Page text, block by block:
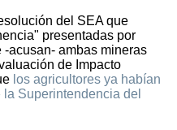
del SEA que
presentadas por
acusan- ambas mineras
de Impacto
los agricultores ya habían
Superintendencia del